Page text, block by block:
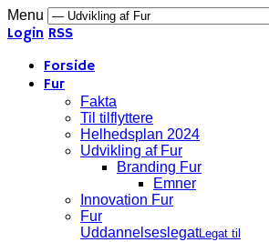
Menu
Login RSS
Forside
Fur
Fakta
Til tilflyttere
Helhedsplan 2024
Udvikling af Fur
Branding Fur
Emner
Innovation Fur
Fur
UddannelseslegatLegat til